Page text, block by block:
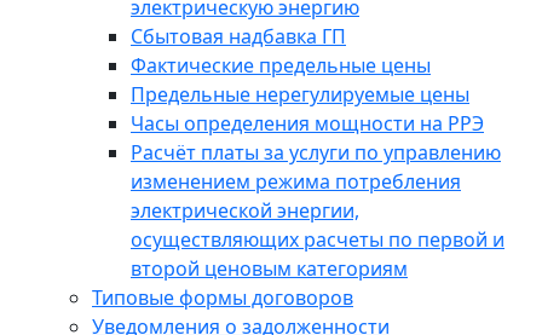
электрическую энергию
Сбытовая надбавка ГП
Фактические предельные цены
Предельные нерегулируемые цены
Часы определения мощности на РРЭ
Расчёт платы за услуги по управлению
изменением режима потребления
электрической энергии,
осуществляющих расчеты по первой и
второй ценовым категориям
Типовые формы договоров
Уведомления о задолженности